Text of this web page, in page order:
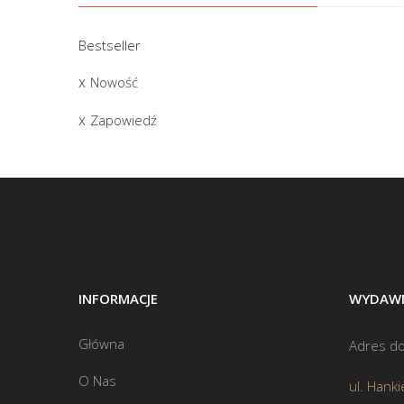
Bestseller
Nowość
Zapowiedź
INFORMACJE
Główna
O Nas
Adres
ul.